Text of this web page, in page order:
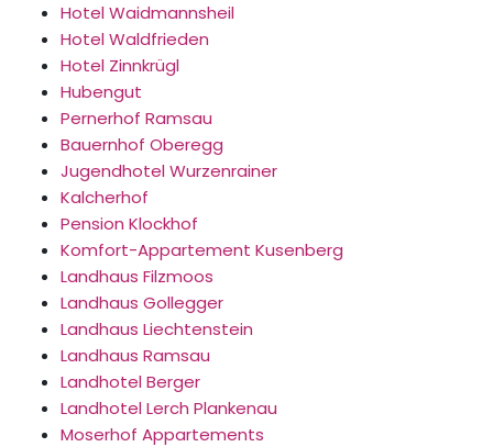
Hotel Waidmannsheil
Hotel Waldfrieden
Hotel Zinnkrügl
Hubengut
Pernerhof Ramsau
Bauernhof Oberegg
Jugendhotel Wurzenrainer
Kalcherhof
Pension Klockhof
Komfort-Appartement Kusenberg
Landhaus Filzmoos
Landhaus Gollegger
Landhaus Liechtenstein
Landhaus Ramsau
Landhotel Berger
Landhotel Lerch Plankenau
Moserhof Appartements